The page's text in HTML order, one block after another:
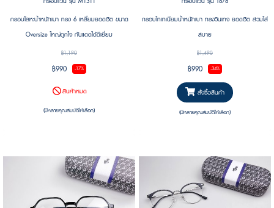
กรอบโลหะน้ำหนักเบา ทรง 6 เหลี่ยมยอดฮิต ขนาด
Oversize ใหญ่ถูกใจ กันแดดได้ดีเยี่ยม
฿1,190
฿990 -17%
สินค้าหมด
(มีหลายคุณสมบัติให้เลือก)
กรอบไทเทเนียมน้ำหนักเบา ทรงวินเทจ ยอดฮิต สวมใส่
สบาย
฿1,490
฿990 -34%
สั่งซื้อสินค้า
(มีหลายคุณสมบัติให้เลือก)